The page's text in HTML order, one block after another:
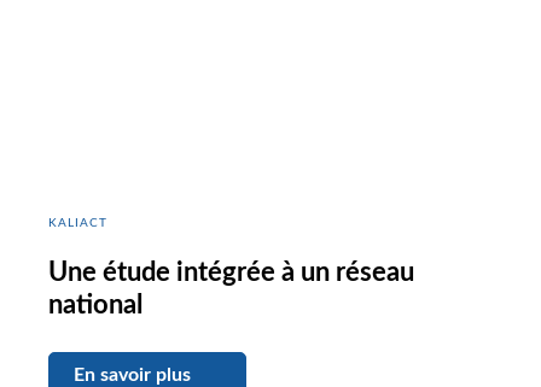
KALIACT
Une étude intégrée à un réseau
national
En savoir plus